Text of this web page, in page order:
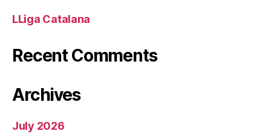
LLiga Catalana
Recent Comments
Archives
July 2026